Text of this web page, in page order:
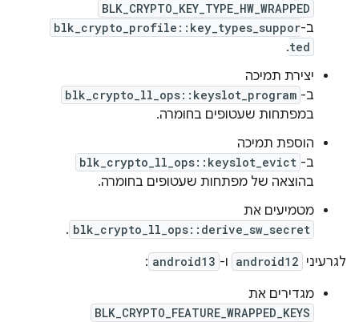
BLK_CRYPTO_KEY_TYPE_HW_WRAPPED
ב-blk_crypto_profile::key_types_suppor
ted
.
יצירת תמיכה
ב- blk_crypto_ll_ops::keyslot_program
במפתחות שעטופים בחומרה.
הוספת תמיכה
ב- blk_crypto_ll_ops::keyslot_evict
בהוצאה של מפתחות שעטופים בחומרה.
מטמיעים את
blk_crypto_ll_ops::derive_sw_secret
.
לגרעיני android12 ו- android13
:
מגדירים את
BLK_CRYPTO_FEATURE_WRAPPED_KEYS